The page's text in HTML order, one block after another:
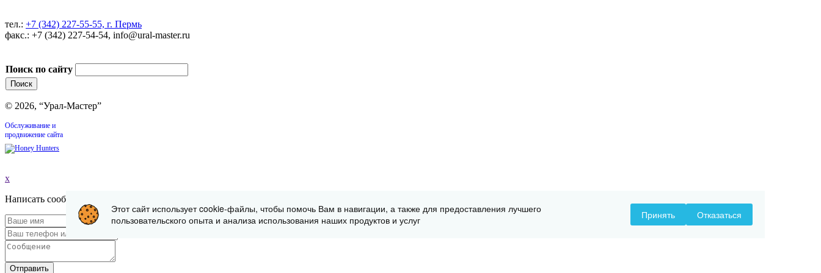
тел.: +7 (342) 227-55-55, г. Пермь
факс.: +7 (342) 227-54-54, info@ural-master.ru
Поиск по сайту
© 2026, “Урал-Мастер”
Обслуживание и
продвижение сайта
x
Написать сообщение
Отправить
Этот сайт использует cookie-файлы, чтобы помочь Вам в навигации, а также для предоставления лучшего
пользовательского опыта и анализа использования наших продуктов и услуг
Принять Отказаться